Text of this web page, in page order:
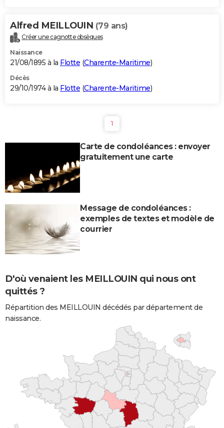
Alfred MEILLOUIN (79 ans)
Créer une cagnotte obsèques
Naissance
21/08/1895 à la Flotte (Charente-Maritime)
Décès
29/10/1974 à la Flotte (Charente-Maritime)
1
Carte de condoléances : envoyer
gratuitement une carte
Message de condoléances :
exemples de textes et modèle de
courrier
D'où venaient les MEILLOUIN qui nous ont
quittés ?
Répartition des MEILLOUIN décédés par département de
naissance.